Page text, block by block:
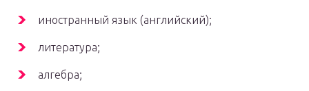
иностранный язык (английский);
литература;
алгебра;